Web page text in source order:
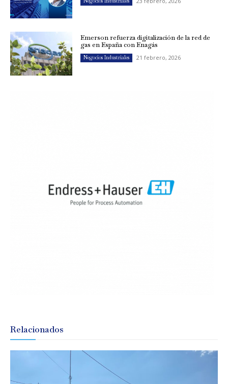
Emerson refuerza digitalización de la red de
gas en España con Enagás
Negocios Industriales 21 febrero, 2026
Relacionados